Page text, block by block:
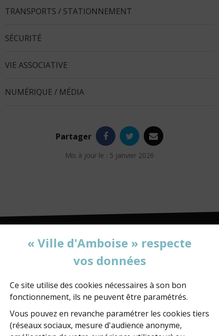
TRANSPORTS / STATIONNEMENT
SÉCURITÉ
VIE ASSOCIATIVE
NUMÉRIQUE / MÉDIA
Partager Facebook
Twitter
e-
Mis à jour le : 5 janvier 2026
MAIRIE D'AMBOISE
BP 247 - 37402 Amboise Cedex
02 47 23 47 23
« Ville d'Amboise » respecte
vos données
Ce site utilise des cookies nécessaires à son bon
fonctionnement, ils ne peuvent être paramétrés.
Vous pouvez en revanche paramétrer les cookies tiers
(réseaux sociaux, mesure d'audience anonyme,